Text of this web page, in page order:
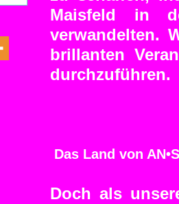
Maisfeld in
verwandelten.
brillanten
durchzuführen.
Das Land von
Doch als